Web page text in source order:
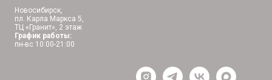
Новосибирск,
пл. Карла Маркса 5,
ТЦ «Гранит», 2 этаж
График работы:
пн-вс 10:00-21:00